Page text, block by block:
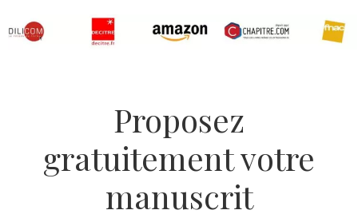
​Proposez
gratuitement votre
manuscrit